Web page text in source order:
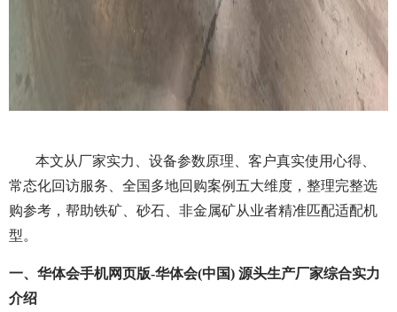
本文从厂家实力、设备参数原理、客户真实使用心得、
常态化回访服务、全国多地回购案例五大维度，整理完整选
购参考，帮助铁矿、砂石、非金属矿从业者精准匹配适配机
型。
一、华体会手机网页版-华体会(中国) 源头生产厂家综合实力
介绍